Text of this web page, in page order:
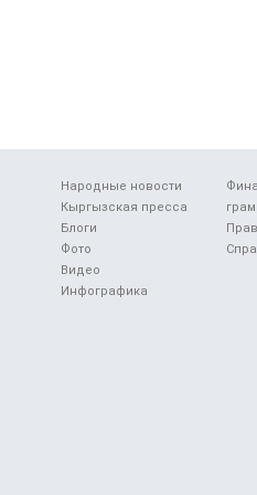
Народные новости
Кыргызская пресса
Блоги
Фото
Видео
Инфографика